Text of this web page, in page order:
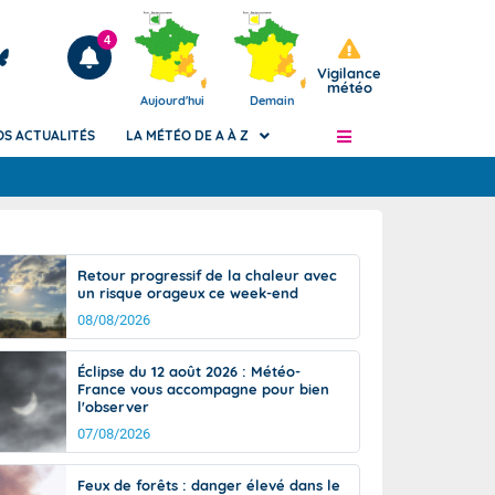
Articles
4
Aujourd'hui Demain
Vigilance
météo
de
Phénomènes dangereux de J+2 à J+7
Avertissement pluies intenses à l'échelle
des communes (Apic)
Bulletins Marine
Bulletins d'estimation du risque
d'avalanche
Météo des forêts
Vigicrues
ACTUALITÉS LA MÉTÉO DE A À Z
Retour progressif de la chaleur avec
un risque orageux ce week-end
08/08/2026
Éclipse du 12 août 2026 : Météo-
France vous accompagne pour bien
l'observer
07/08/2026
Feux de forêts : danger élevé dans le